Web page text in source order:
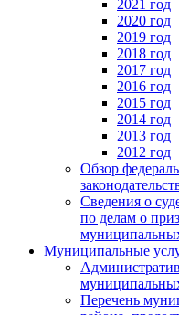
2021 год
2020 год
2019 год
2018 год
2017 год
2016 год
2015 год
2014 год
2013 год
2012 год
Обзор
Сведения о
по делам о
Муниципальные
Перечень